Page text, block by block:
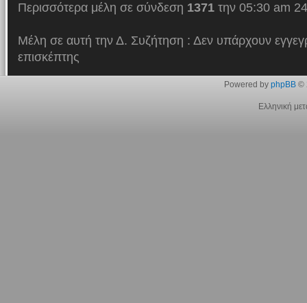
Περισσότερα μέλη σε σύνδεση 1371την 05:30 am
Μέλη σε αυτή την Δ. Συζήτηση : Δεν υπάρχουν
επισκέπτης
Powered by phpBB©
Ελληνική